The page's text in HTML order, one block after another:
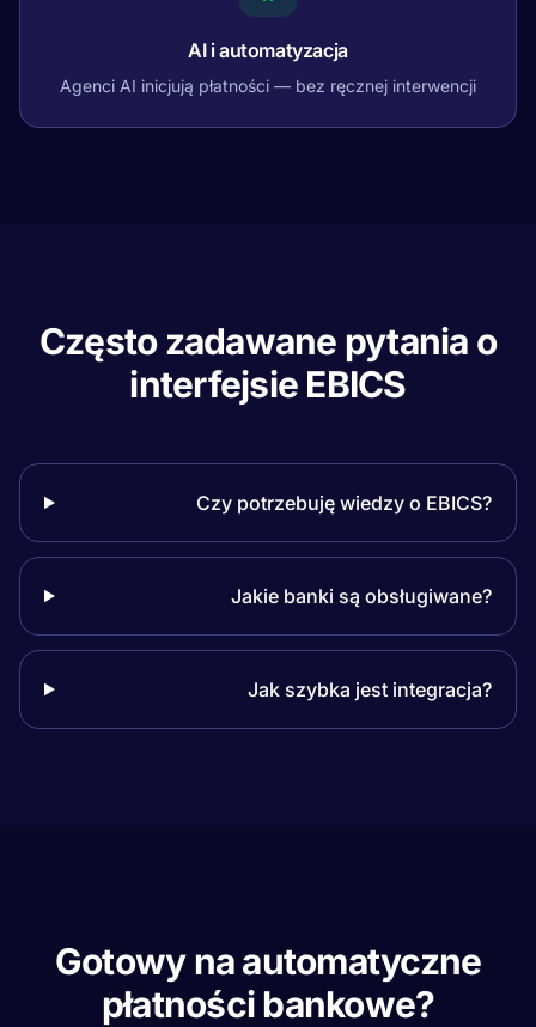
AI i automatyzacja
Agenci AI inicjują płatności — bez ręcznej interwencji
Często zadawane pytania o
interfejsie EBICS
Czy potrzebuję wiedzy o EBICS?
Jakie banki są obsługiwane?
Jak szybka jest integracja?
Gotowy na automatyczne
płatności bankowe?